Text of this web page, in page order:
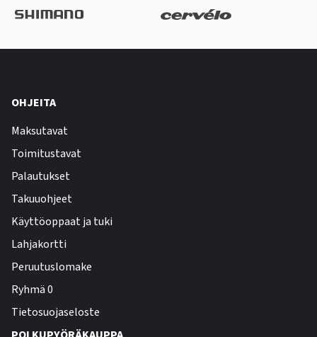
OHJEITA
Maksutavat
Toimitustavat
Palautukset
Takuuohjeet
Käyttöoppaat ja tuki
Lahjakortti
Peruutuslomake
Ryhmä 0
Tietosuojaseloste